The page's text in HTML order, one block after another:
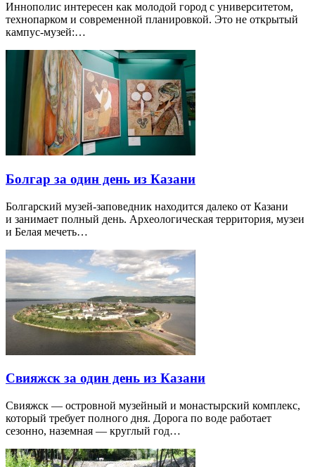
Иннополис интересен как молодой город с университетом,
технопарком и современной планировкой. Это не открытый
кампус-музей:…
Болгар за один день из Казани
Болгарский музей-заповедник находится далеко от Казани
и занимает полный день. Археологическая территория, музеи
и Белая мечеть…
Свияжск за один день из Казани
Свияжск — островной музейный и монастырский комплекс,
который требует полного дня. Дорога по воде работает
сезонно, наземная — круглый год…